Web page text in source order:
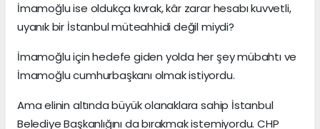
İmamoğlu ise oldukça kıvrak, kâr zarar hesabı kuvvetli,
uyanık bir İstanbul müteahhidi değil miydi?
İmamoğlu için hedefe giden yolda her şey mübahtı ve
İmamoğlu cumhurbaşkanı olmak istiyordu.
Ama elinin altında büyük olanaklara sahip İstanbul
Belediye Başkanlığını da bırakmak istemiyordu. CHP